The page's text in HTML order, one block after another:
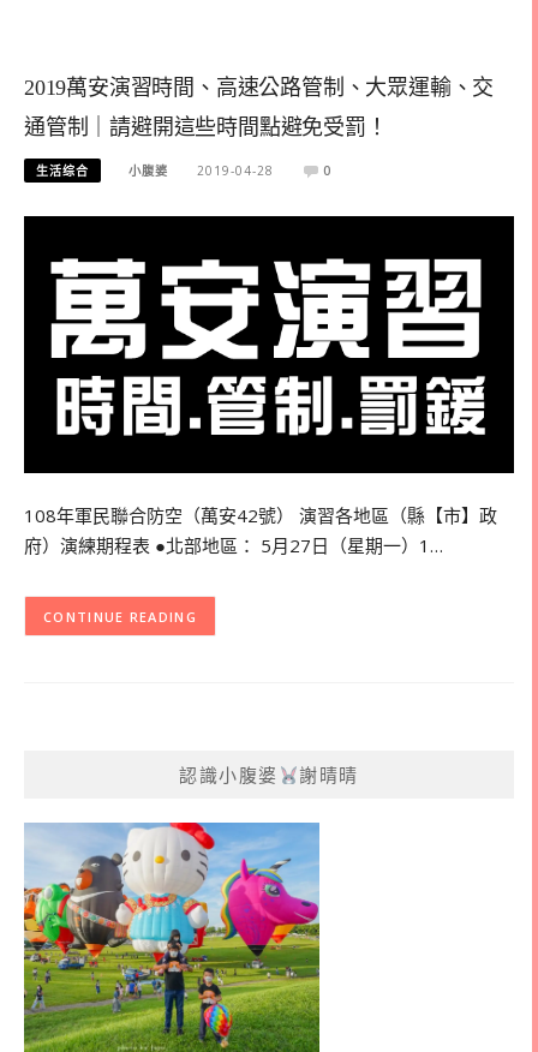
2019萬安演習時間、高速公路管制、大眾運輸、交
通管制｜請避開這些時間點避免受罰！
生活综合 小腹婆 2019-04-28 0
108年軍民聯合防空（萬安42號） 演習各地區（縣【市】政
府）演練期程表 ●北部地區： 5月27日（星期一）1…
CONTINUE READING
認識小腹婆 謝晴晴